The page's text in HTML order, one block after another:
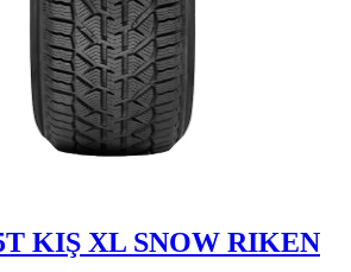
KIŞ XL SNOW RIKEN